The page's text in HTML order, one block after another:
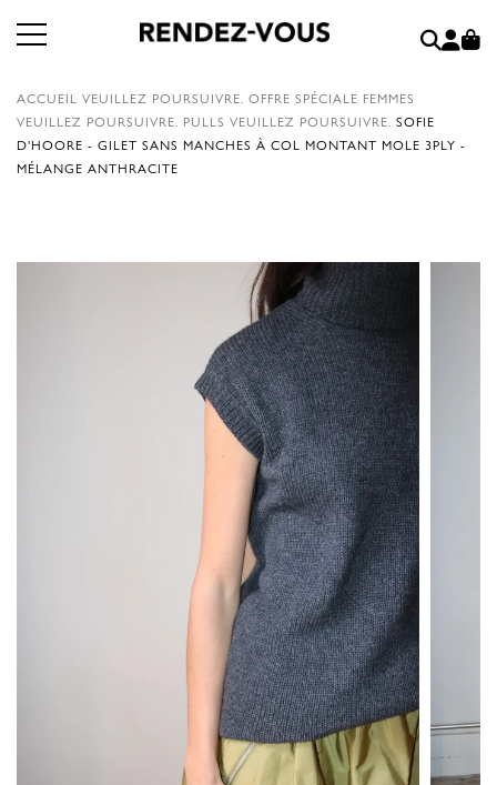
ACCUEIL VEUILLEZ POURSUIVRE. OFFRE SPÉCIALE FEMMES
VEUILLEZ POURSUIVRE. PULLS VEUILLEZ POURSUIVRE. SOFIE
D'HOORE - GILET SANS MANCHES À COL MONTANT MOLE 3PLY -
MÉLANGE ANTHRACITE